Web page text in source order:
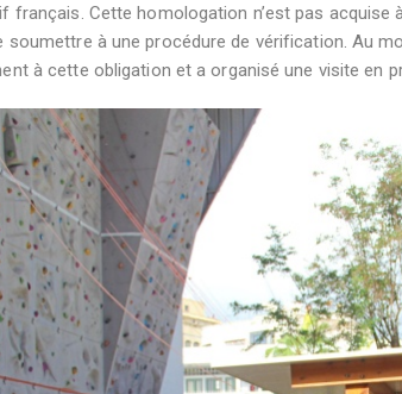
français. Cette homologation n’est pas
soumettre à une procédure de vérification. Au
à cette obligation et a organisé une visite en